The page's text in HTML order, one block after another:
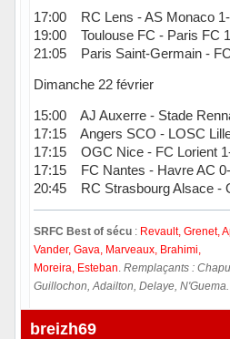
17:00 RC Lens - AS Monaco
19:00 Toulouse FC - Paris FC
21:05 Paris Saint-Germain -
Dimanche 22 février
15:00 AJ Auxerre - Stade
17:15 Angers SCO - LOSC
17:15 OGC Nice - FC Lorient
17:15 FC Nantes - Havre AC
20:45 RC Strasbourg Alsace -
SRFC Best of sécu: Revault, Grenet,
Vander, Gava, Marveaux, Brahimi,
Moreira, Esteban Remplaçants :
Guillochon, Adailton, Delaye, N'Guema.
Hors ligne
breizh69